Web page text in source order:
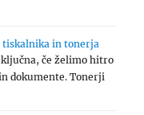
tiskalnika in tonerja
če želimo hitro
dokumente. Tonerji